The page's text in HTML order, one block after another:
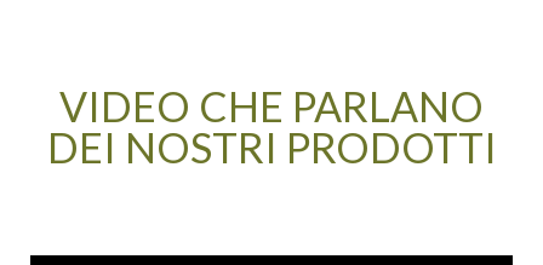
VIDEO CHE PARLANO
DEI NOSTRI PRODOTTI